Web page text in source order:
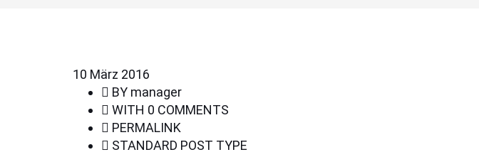
10 März 2016
BY manager
WITH 0 COMMENTS
PERMALINK
STANDARD POST TYPE